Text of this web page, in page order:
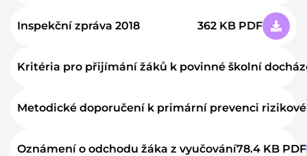
Inspekční zpráva 2018 362 KB PDF
Kritéria pro přijímání žáků k povinné školní
Metodické doporučení k primární prevenci
Oznámení o odchodu žáka z vyučování78.4 KB PDF